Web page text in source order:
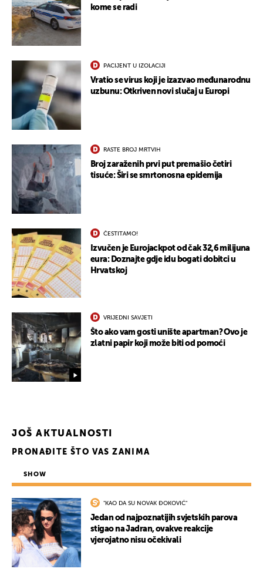
kome se radi
PACIJENT U IZOLACIJI
Vratio se virus koji je izazvao međunarodnu
uzbunu: Otkriven novi slučaj u Europi
RASTE BROJ MRTVIH
Broj zaraženih prvi put premašio četiri
tisuće: Širi se smrtonosna epidemija
ČESTITAMO!
Izvučen je Eurojackpot od čak 32,6 milijuna
eura: Doznajte gdje idu bogati dobitci u
Hrvatskoj
VRIJEDNI SAVJETI
Što ako vam gosti unište apartman? Ovo je
zlatni papir koji može biti od pomoći
JOŠ AKTUALNOSTI
PRONAĐITE ŠTO VAS ZANIMA
SHOW
"KAO DA SU NOVAK ĐOKOVIĆ"
Jedan od najpoznatijih svjetskih parova
stigao na Jadran, ovakve reakcije
vjerojatno nisu očekivali
UKLJUČITE NOTIFIKACIJE